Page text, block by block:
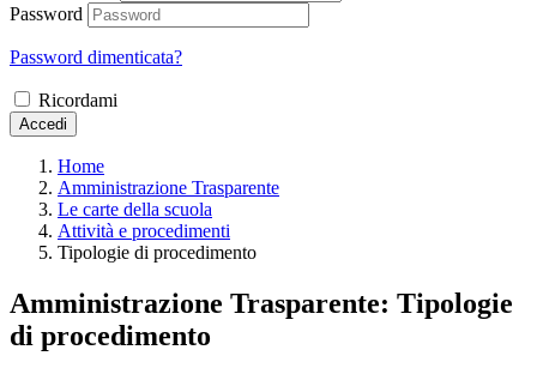
Password
Password dimenticata?
Ricordami
Accedi
Home
Amministrazione Trasparente
Le carte della scuola
Attività e procedimenti
Tipologie di procedimento
Amministrazione Trasparente: Tipologie
di procedimento